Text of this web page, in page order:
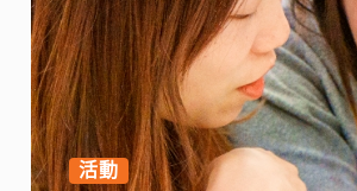
活動